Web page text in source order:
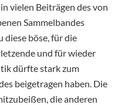
vielen Beiträgen des von
Sammelbandes
diese böse, für die
und für wieder
dürfte stark zum
beigetragen haben. Die
die anderen